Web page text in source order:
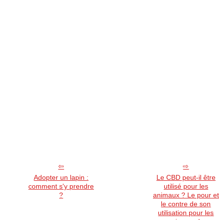
Adopter un lapin :
comment s'y prendre
?
Le CBD peut-il être
utilisé pour les
animaux ? Le pour et
le contre de son
utilisation pour les